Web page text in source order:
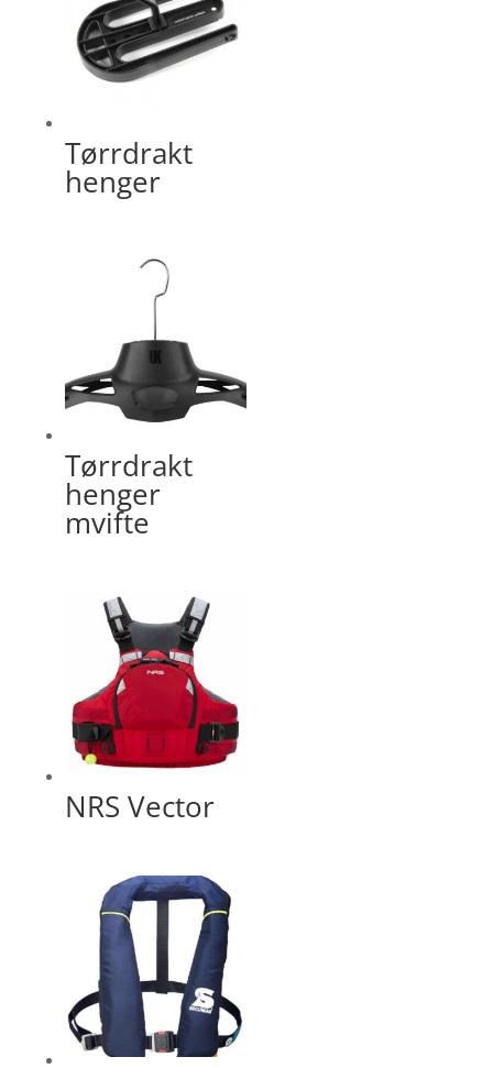
Tørrdrakt
henger
Tørrdrakt
henger
mvifte
NRS Vector